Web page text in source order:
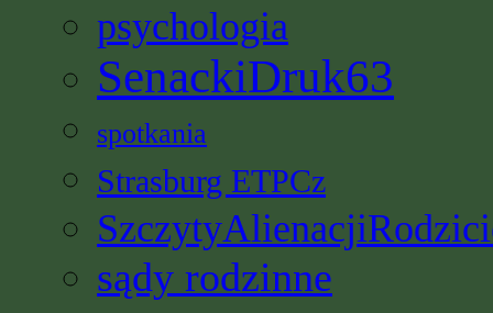
psychologia
SenackiDruk63
spotkania
Strasburg ETPCz
sądy rodzinne